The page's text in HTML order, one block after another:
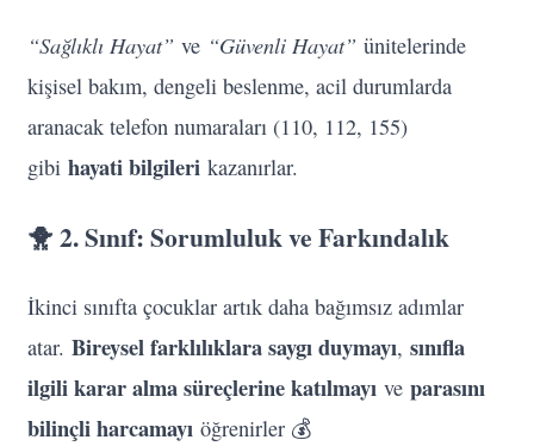
“Sağlıklı Hayat” ve “Güvenli Hayat” ünitelerinde
kişisel bakım, dengeli beslenme, acil durumlarda
aranacak telefon numaraları (110, 112, 155)
gibi hayati bilgileri kazanırlar.
🐥 2. Sınıf: Sorumluluk ve Farkındalık
İkinci sınıfta çocuklar artık daha bağımsız adımlar
atar. Bireysel farklılıklara saygı duymayı, sınıfla
ilgili karar alma süreçlerine katılmayı ve parasını
bilinçli harcamayı öğrenirler 💰